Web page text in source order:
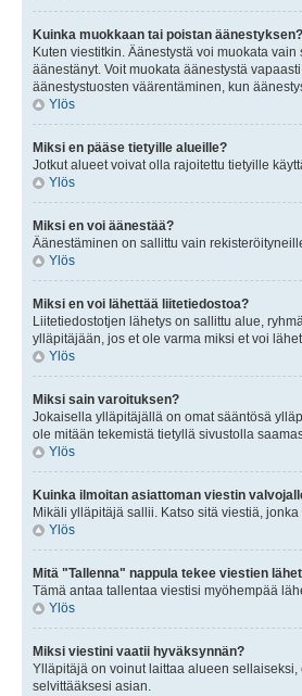
Kuinka muokkaan tai poistan äänestyksen?
Kuten viestitkin. Äänestystä voi muokata
äänestänyt. Voit muokata äänestystä
äänestystuosten väärentäminen, kun
Ylös
Miksi en pääse tietyille alueille?
Jotkut alueet voivat olla rajoitettu tietyille
Ylös
Miksi en voi äänestää?
Äänestäminen on sallittu vain
Ylös
Miksi en voi lähettää liitetiedostoa?
Liitetiedostotjen lähetys on sallittu alue,
ylläpitäjään, jos et ole varma miksi et voi
Ylös
Miksi sain varoituksen?
Jokaisella ylläpitäjällä on omat sääntösä
ole mitään tekemistä tietyllä sivustolla
Ylös
Kuinka ilmoitan asiattoman viestin
Mikäli ylläpitäjä sallii. Katso sitä viestiä,
Ylös
Mitä "Tallenna" nappula tekee viestien
Tämä antaa tallentaa viestisi myöhempää
Ylös
Miksi viestini vaatii hyväksynnän?
Ylläpitäjä on voinut laittaa alueen
selvittääksesi asian.